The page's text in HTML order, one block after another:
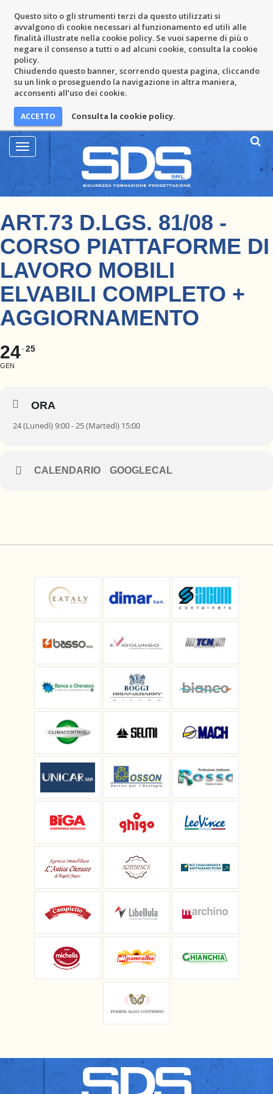
Questo sito o gli strumenti terzi da questo utilizzati si
avvalgono di cookie necessari al funzionamento ed utili alle
finalità illustrate nella cookie policy. Se vuoi saperne di più o
negare il consenso a tutti o ad alcuni cookie, consulta la cookie
policy.
Chiudendo questo banner, scorrendo questa pagina, cliccando
su un link o proseguendo la navigazione in altra maniera,
acconsenti all’uso dei cookie.
Consulta la cookie policy.
Mostra
Menu
ART.73 D.LGS. 81/08 -
CORSO PIATTAFORME DI
LAVORO MOBILI
ELVABILI COMPLETO +
AGGIORNAMENTO
24
GEN
25
ORA
24 (Lunedì) 9:00 - 25 (Martedì) 15:00
CALENDARIO GOOGLECAL